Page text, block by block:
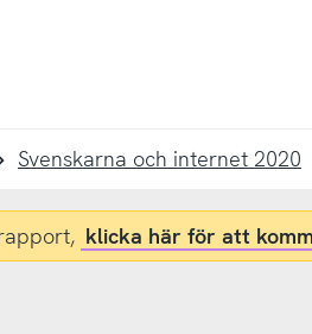
Svenskarna och internet 2020
klicka här för att